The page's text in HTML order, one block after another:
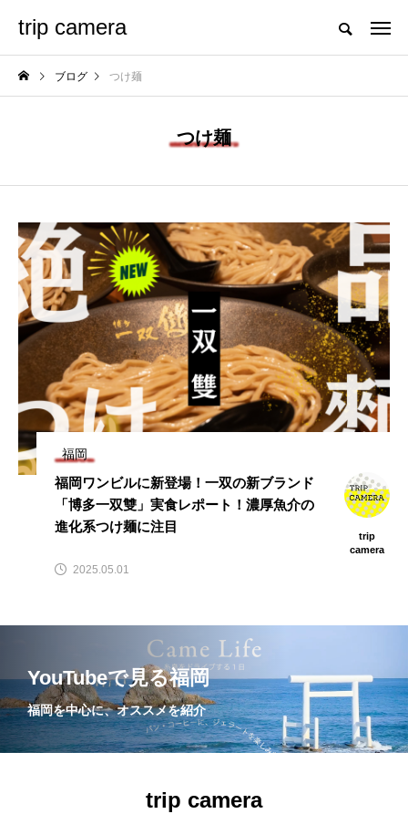
trip camera
ブログ つけ麺
つけ麺
福岡
福岡ワンビルに新登場！一双の新ブランド
「博多一双雙」実食レポート！濃厚魚介の
進化系つけ麺に注目
trip
camera
2025.05.01
YouTubeで見る福岡
福岡を中心に、オススメを紹介
trip camera